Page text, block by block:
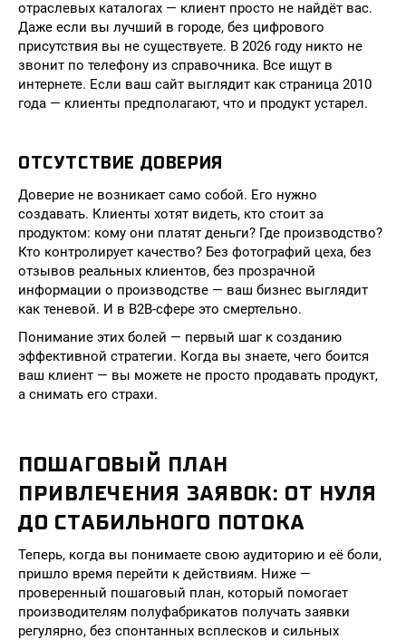
отраслевых каталогах — клиент просто не найдёт вас.
Даже если вы лучший в городе, без цифрового
присутствия вы не существуете. В 2026 году никто не
звонит по телефону из справочника. Все ищут в
интернете. Если ваш сайт выглядит как страница 2010
года — клиенты предполагают, что и продукт устарел.
ОТСУТСТВИЕ ДОВЕРИЯ
Доверие не возникает само собой. Его нужно
создавать. Клиенты хотят видеть, кто стоит за
продуктом: кому они платят деньги? Где производство?
Кто контролирует качество? Без фотографий цеха, без
отзывов реальных клиентов, без прозрачной
информации о производстве — ваш бизнес выглядит
как теневой. И в B2B-сфере это смертельно.
Понимание этих болей — первый шаг к созданию
эффективной стратегии. Когда вы знаете, чего боится
ваш клиент — вы можете не просто продавать продукт,
а снимать его страхи.
ПОШАГОВЫЙ ПЛАН
ПРИВЛЕЧЕНИЯ ЗАЯВОК: ОТ НУЛЯ
ДО СТАБИЛЬНОГО ПОТОКА
Теперь, когда вы понимаете свою аудиторию и её боли,
пришло время перейти к действиям. Ниже —
проверенный пошаговый план, который помогает
производителям полуфабрикатов получать заявки
регулярно, без спонтанных всплесков и сильных